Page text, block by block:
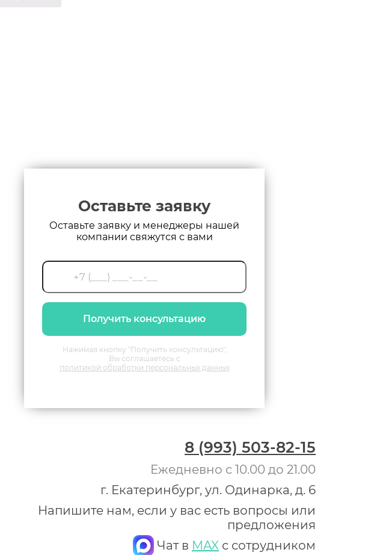
Оставьте заявку
Оставьте заявку и менеджеры нашей
компании свяжутся с вами
Получить консультацию
Нажимая кнопку "Получить консультацию",
Вы соглашаетесь с
политикой обработки персональных данных
8 (993) 503-82-15
Ежедневно с 10.00 до 21.00
г. Екатеринбург, ул. Одинарка, д. 6
Напишите нам, если у вас есть вопросы или
предложения
Чат в MAX с сотрудником